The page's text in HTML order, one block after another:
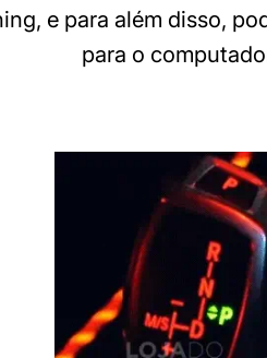
e para além disso,
para o